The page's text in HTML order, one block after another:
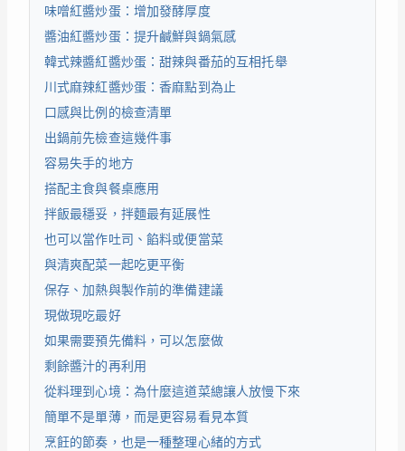
味噌紅醬炒蛋：增加發酵厚度
醬油紅醬炒蛋：提升鹹鮮與鍋氣感
韓式辣醬紅醬炒蛋：甜辣與番茄的互相托舉
川式麻辣紅醬炒蛋：香麻點到為止
口感與比例的檢查清單
出鍋前先檢查這幾件事
容易失手的地方
搭配主食與餐桌應用
拌飯最穩妥，拌麵最有延展性
也可以當作吐司、餡料或便當菜
與清爽配菜一起吃更平衡
保存、加熱與製作前的準備建議
現做現吃最好
如果需要預先備料，可以怎麼做
剩餘醬汁的再利用
從料理到心境：為什麼這道菜總讓人放慢下來
簡單不是單薄，而是更容易看見本質
烹飪的節奏，也是一種整理心緒的方式